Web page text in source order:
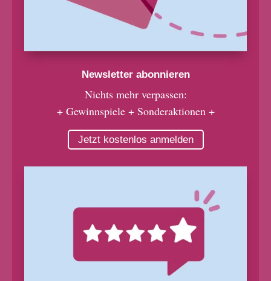
Newsletter abonnieren
Nichts mehr verpassen:
+ Gewinnspiele + Sonderaktionen +
Jetzt kostenlos anmelden